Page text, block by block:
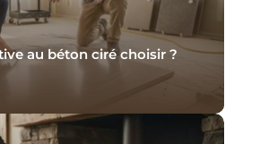
au béton ciré choisir ?